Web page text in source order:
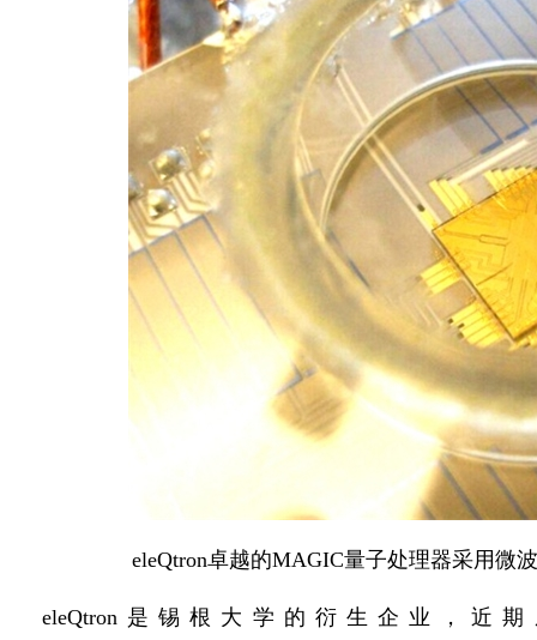
eleQtron卓越的MAGIC量子处理器采用微
eleQtron是锡根大学的衍生企业，近